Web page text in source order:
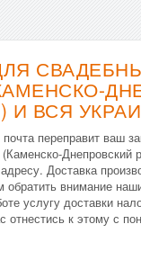
И ВСЯ
переправит ваш
Днепровский
Доставка
обратить внимание
услугу доставки
отнестись к этому с